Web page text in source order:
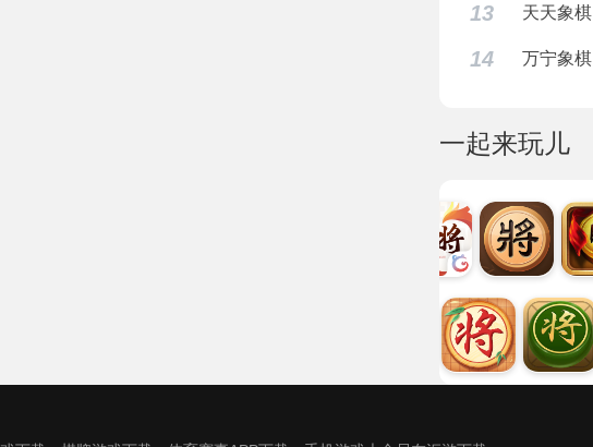
13 天天象棋
14 万宁象棋
一起来玩儿